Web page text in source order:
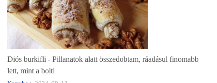
Diós burkifli - Pillanatok alatt összedobtam, ráadásul finomabb
lett, mint a bolti